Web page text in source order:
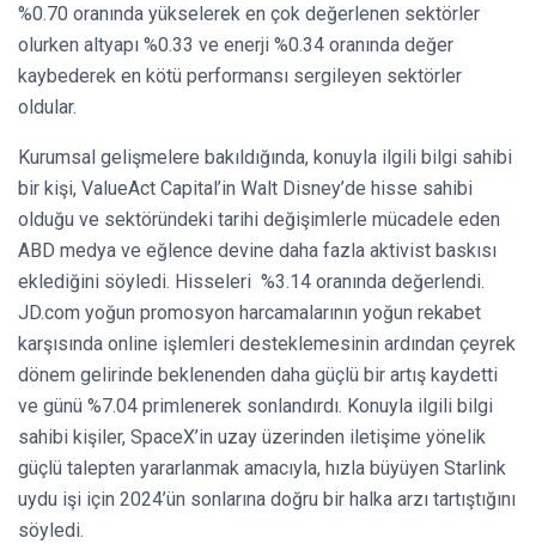
%0.70 oranında yükselerek en çok değerlenen sektörler
olurken altyapı %0.33 ve enerji %0.34 oranında değer
kaybederek en kötü performansı sergileyen sektörler
oldular.
Kurumsal gelişmelere bakıldığında, konuyla ilgili bilgi sahibi
bir kişi, ValueAct Capital’in Walt Disney’de hisse sahibi
olduğu ve sektöründeki tarihi değişimlerle mücadele eden
ABD medya ve eğlence devine daha fazla aktivist baskısı
eklediğini söyledi. Hisseleri %3.14 oranında değerlendi.
JD.com yoğun promosyon harcamalarının yoğun rekabet
karşısında online işlemleri desteklemesinin ardından çeyrek
dönem gelirinde beklenenden daha güçlü bir artış kaydetti
ve günü %7.04 primlenerek sonlandırdı. Konuyla ilgili bilgi
sahibi kişiler, SpaceX’in uzay üzerinden iletişime yönelik
güçlü talepten yararlanmak amacıyla, hızla büyüyen Starlink
uydu işi için 2024’ün sonlarına doğru bir halka arzı tartıştığını
söyledi.